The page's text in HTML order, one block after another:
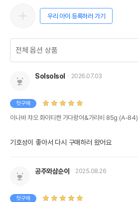
우리 아이 등록하러 가기
Solsolsol 2026.07.03
첫구매
이나바 챠오 화이티캔 가다랑어&가리비 85g (A-84)
기호성이 좋아서 다시 구매하러 왔어요
공주와삼순이 2025.08.26
첫구매